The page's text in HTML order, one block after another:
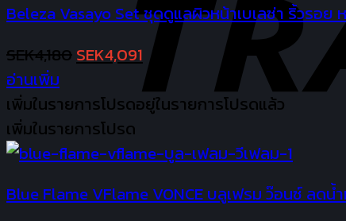
options
may
be
chosen
on
the
product
page
Beleza Vasayo Set ชุดดูแลผิวหน้าเบเลซ่า ริ้วรอ
SEK4,180Original
was:
SEK4,180.
SEK4,091 Current
price
is:
อ่านเพิ่ม
เพิ่มในรายการโปรดอยู่ในรายการโปรดแล้ว
เพิ่มในรายการโปรด
Blue Flame VFlame VONCE บลูเฟรม ว๊อนซ์ ลด